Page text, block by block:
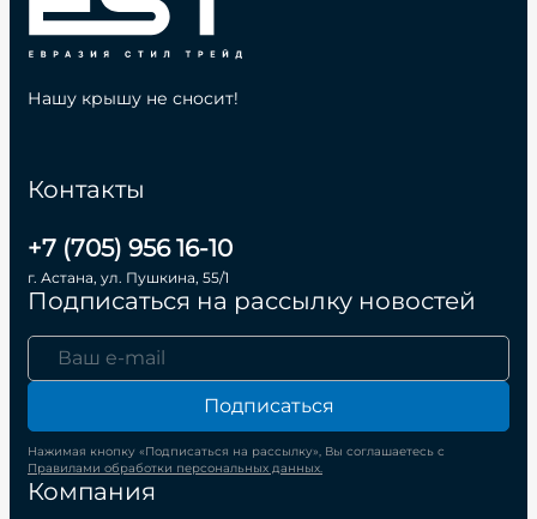
Компания
Контакты
+7 (705) 956 16-10
г. Астана, ул. Пушкина, 55/1
Подписаться на рассылку новостей
Подписаться
Нажимая кнопку «Подписаться на рассылку», Вы соглашаетесь с
Правилами обработки персональных данных.
Нашу крышу не сносит!